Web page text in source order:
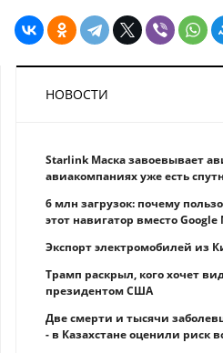
НОВОСТИ
Starlink Маска завоевывает
авиакомпаниях уже есть
6 млн загрузок: почему
этот навигатор вместо Google
Экспорт электромобилей из
Трамп раскрыл, кого хочет
президентом США
Две смерти и тысячи
- в Казахстане оценили риск